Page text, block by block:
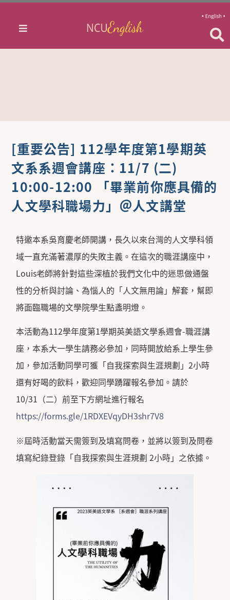
[重要公告] 112學年度第1學期英
文系系週會講座：11/7 (二)
10:00-12:00 「畢業前你應具備的
人文學科職場力」＠人文講堂
特邀本系吳育慶老師開講，長久以來台灣的人文學科領
域一直充滿著濃厚的失敗主義。在這次的職涯講座中，
Louis老師將針對這些深植於我們文化中的迷思做通盤
性的分析與討論、為惱人的「人文無用論」解套，幫即
將面臨職場的文學院學生點盞明燈。
本活動為112學年度第1學期英美語文學系週會-職涯講
座，本系大一學生請務必參加，同時開放給系上學生參
加，參加活動同學可獲「自我探索與生涯規劃」2小時
還有好喝的飲料，歡迎同學踴躍報名參加。請於
10/31（二）前至下方網址進行報名
https://forms.gle/1RDXEVqyDH3shr7V8
※屆時活動當天需簽到及填寫問卷，並將以簽到及問卷
填寫紀錄登錄「自我探索與生涯規劃 2小時」之依據。